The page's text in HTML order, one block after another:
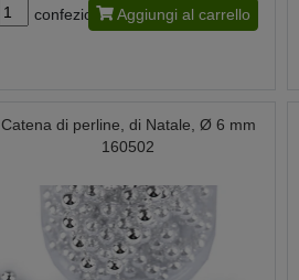
confezione Aggiungi al carrello
Catena di perline, di Natale, Ø 6 mm
160502